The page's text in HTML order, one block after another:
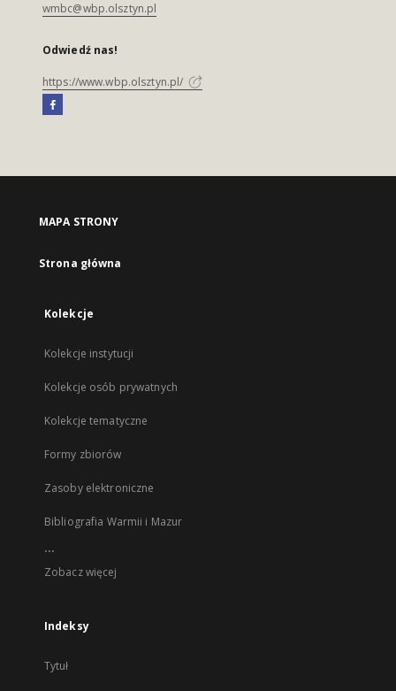
wmbc@wbp.olsztyn.pl
Odwiedź nas!
https://www.wbp.olsztyn.pl/
MAPA STRONY
Strona główna
Kolekcje
Kolekcje instytucji
Kolekcje osób prywatnych
Kolekcje tematyczne
Formy zbiorów
Zasoby elektroniczne
Bibliografia Warmii i Mazur
...
Zobacz więcej
Indeksy
Tytuł